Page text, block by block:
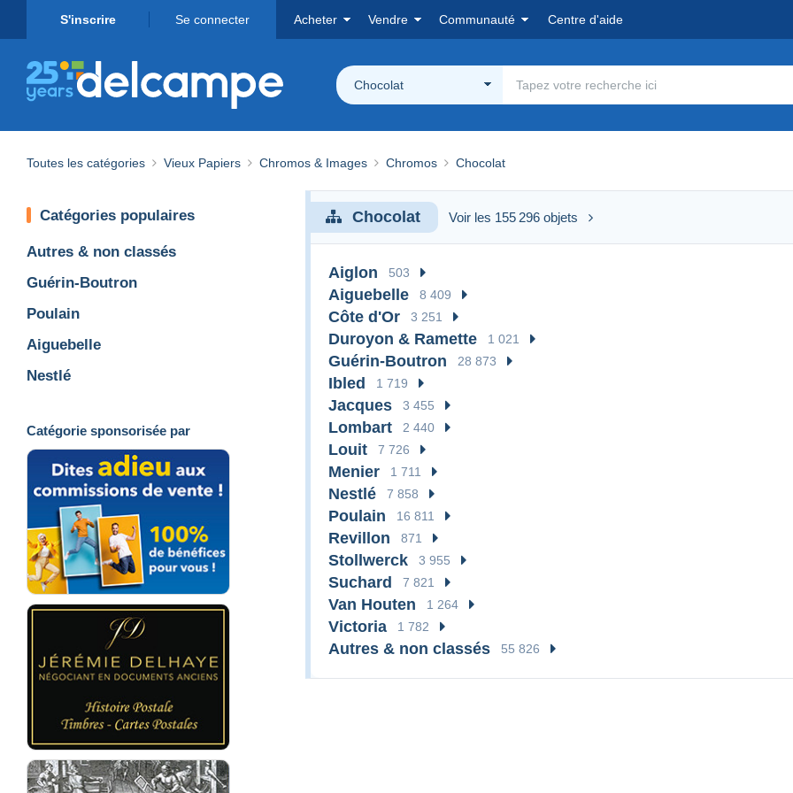
S'inscrire Se connecter Acheter Vendre Communauté Centre d'aide
Chocolat
Toutes les catégories Vieux Papiers Chromos & Images Chromos Chocolat
Catégories populaires
Autres & non classés
Guérin-Boutron
Poulain
Aiguebelle
Nestlé
Catégorie sponsorisée par
Chocolat Voir les 155 296 objets
Aiglon 503
Aiguebelle 8 409
Côte d'Or 3 251
Duroyon & Ramette 1 021
Guérin-Boutron 28 873
Ibled 1 719
Jacques 3 455
Lombart 2 440
Louit 7 726
Menier 1 711
Nestlé 7 858
Poulain 16 811
Revillon 871
Stollwerck 3 955
Suchard 7 821
Van Houten 1 264
Victoria 1 782
Autres & non classés 55 826